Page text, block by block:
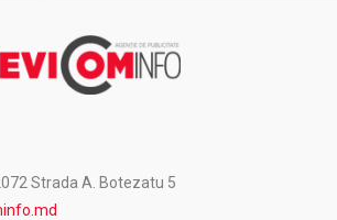
Strada A. Botezatu 5